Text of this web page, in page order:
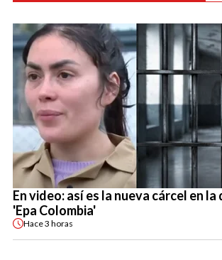
En video: así es la nueva cárcel en
'Epa Colombia'
Hace3 horas